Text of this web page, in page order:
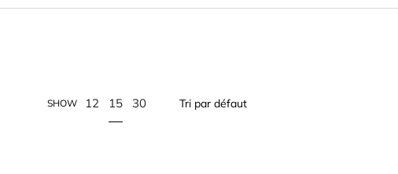
SHOW 12 15 30